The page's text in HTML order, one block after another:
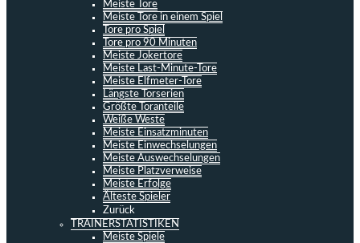
Meiste Tore
Meiste Tore in einem Spiel
Tore pro Spiel
Tore pro 90 Minuten
Meiste Jokertore
Meiste Last-Minute-Tore
Meiste Elfmeter-Tore
Längste Torserien
Größte Toranteile
Weiße Weste
Meiste Einsatzminuten
Meiste Einwechselungen
Meiste Auswechselungen
Meiste Platzverweise
Meiste Erfolge
Älteste Spieler
Zurück
TRAINERSTATISTIKEN
Meiste Spiele